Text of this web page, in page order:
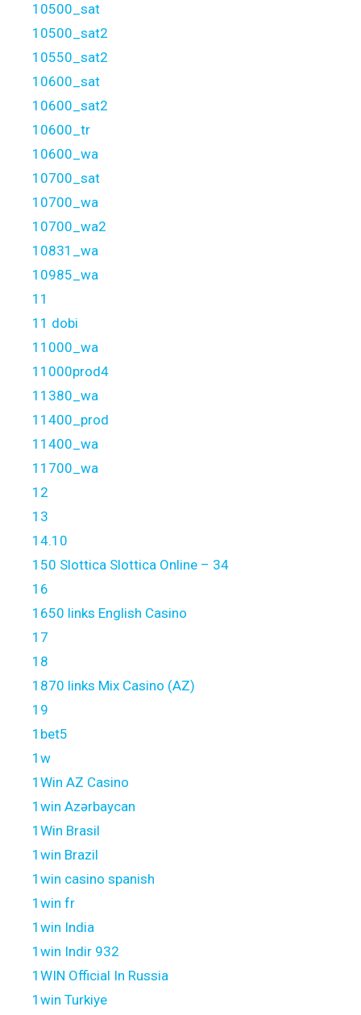
10500_sat
10500_sat2
10550_sat2
10600_sat
10600_sat2
10600_tr
10600_wa
10700_sat
10700_wa
10700_wa2
10831_wa
10985_wa
11
11 dobi
11000_wa
11000prod4
11380_wa
11400_prod
11400_wa
11700_wa
12
13
14.10
150 Slottica Slottica Online – 34
16
1650 links English Casino
17
18
1870 links Mix Casino (AZ)
19
1bet5
1w
1Win AZ Casino
1win Azərbaycan
1Win Brasil
1win Brazil
1win casino spanish
1win fr
1win India
1win Indir 932
1WIN Official In Russia
1win Turkiye